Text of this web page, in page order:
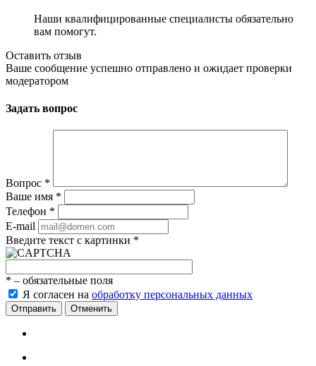
Наши квалифицированные специалисты обязательно
вам помогут.
Оставить отзыв
Ваше сообщение успешно отправлено и ожидает проверки
модератором
Задать вопрос
Вопрос *
Ваше имя *
Телефон *
E-mail
Введите текст с картинки *
* – обязательные поля
Я согласен на обработку персональных данных
Отменить